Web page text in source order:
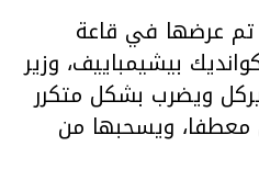
عرضها في قاعة
بيشيمباييف، وزير
ويضرب بشكل متكرر
معطفا، ويسحبها من